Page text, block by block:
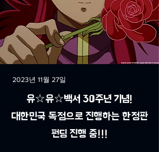
2023년 11월 27일
유☆유☆백서 30주년 기념!
대한민국 독점으로 진행하는 한정판
펀딩 진행 중!!!